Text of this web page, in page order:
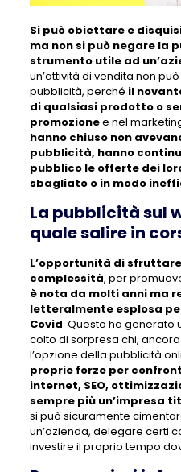
Si può obiettare e
ma non si può negare la
strumento utile ad
un’attività di vendita non
pubblicità, perché il
di qualsiasi prodotto o
promozionee nel
hanno chiuso non
pubblicità, hanno
pubblico le offerte dei
sbagliato o in modo
La pubblicità sul
quale salire in
L’opportunità di
complessità, per
è nota da molti anni ma
letteralmente esplosa
Covid. Questo ha generato
colto di sorpresa chi,
l’opzione della pubblicità
proprie forze per
internet, SEO,
sempre più un’impresa
si può sicuramente
un’azienda, delegare certi
investire il proprio tempo